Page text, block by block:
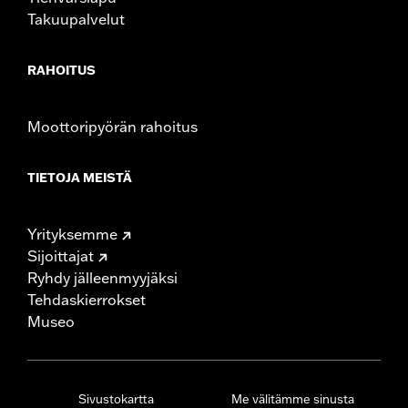
Takuupalvelut
RAHOITUS
Moottoripyörän rahoitus
TIETOJA MEISTÄ
Yrityksemme
Sijoittajat
Ryhdy jälleenmyyjäksi
Tehdaskierrokset
Museo
Sivustokartta Me välitämme sinusta